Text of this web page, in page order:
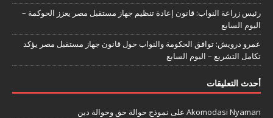
رئيس زراعة النواب: قانون إعادة تنظيم جهاز مستقبل مصر يعزز الحوكمة –
اليوم السابع
عمرو درويش: توافق الحكومة والنواب حول قانون جهاز مستقبل مصر يؤكد
تكامل التشريع – اليوم السابع
أحدث التعليقات
Akomodasi Nyaman على نموذج حوالة حق وحوالة دين